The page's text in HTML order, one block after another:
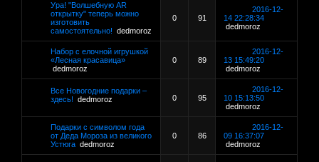
Ура! "Волшебную AR
открытку" теперь можно
изготовить
самостоятельно! dedmoroz
0 91
2016-12-
14 22:28:34
dedmoroz
Набор с елочной игрушкой
«Лесная красавица»
dedmoroz
0 89
2016-12-
13 15:49:20
dedmoroz
Все Новогодние подарки –
здесь! dedmoroz 0 95
2016-12-
10 15:13:50
dedmoroz
Подарки с символом года
от Деда Мороза из великого
Устюга dedmoroz
0 86
2016-12-
09 16:37:07
dedmoroz